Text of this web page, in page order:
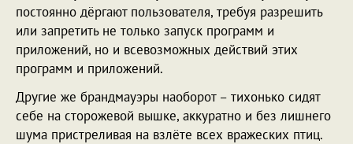
постоянно дёргают пользователя, требуя разрешить
или запретить не только запуск программ и
приложений, но и всевозможных действий этих
программ и приложений.
Другие же брандмауэры наоборот – тихонько сидят
себе на сторожевой вышке, аккуратно и без лишнего
шума пристреливая на взлёте всех вражеских птиц.